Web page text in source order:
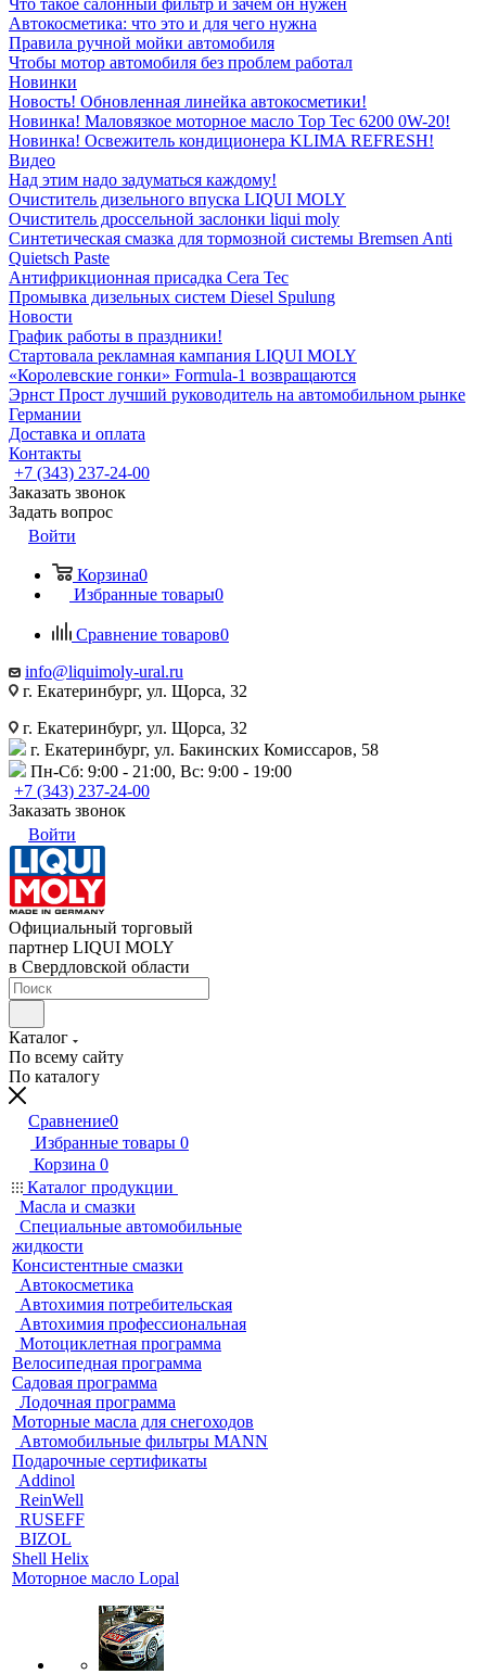
Что такое салонный фильтр и зачем он нужен
Автокосметика: что это и для чего нужна
Правила ручной мойки автомобиля
Чтобы мотор автомобиля без проблем работал
Новинки
Новость! Обновленная линейка автокосметики!
Новинка! Маловязкое моторное масло Top Tec 6200 0W-20!
Новинка! Освежитель кондиционера KLIMA REFRESH!
Видео
Над этим надо задуматься каждому!
Очиститель дизельного впуска LIQUI MOLY
Очиститель дроссельной заслонки liqui moly
Синтетическая смазка для тормозной системы Bremsen Anti
Quietsch Paste
Антифрикционная присадка Cera Tec
Промывка дизельных систем Diesel Spulung
Новости
График работы в праздники!
Стартовала рекламная кампания LIQUI MOLY
«Королевские гонки» Formula-1 возвращаются
Эрнст Прост лучший руководитель на автомобильном рынке
Германии
Доставка и оплата
Контакты
+7 (343) 237-24-00
Заказать звонок
Задать вопрос
Войти
Корзина0
Избранные товары0
Сравнение товаров0
info@liquimoly-ural.ru
г. Екатеринбург, ул. Щорса, 32
г. Екатеринбург, ул. Щорса, 32
г. Екатеринбург, ул. Бакинских Комиссаров, 58
Пн-Сб: 9:00 - 21:00, Вс: 9:00 - 19:00
+7 (343) 237-24-00
Заказать звонок
Войти
Официальный торговый
партнер LIQUI MOLY
в Свердловской области
Каталог
По всему сайту
По каталогу
Сравнение0
Избранные товары 0
Корзина 0
Каталог продукции
Масла и смазки
Специальные автомобильные
жидкости
Консистентные смазки
Автокосметика
Автохимия потребительская
Автохимия профессиональная
Мотоциклетная программа
Велосипедная программа
Садовая программа
Лодочная программа
Моторные масла для снегоходов
Автомобильные фильтры MANN
Подарочные сертификаты
Addinol
ReinWell
RUSEFF
BIZOL
Shell Helix
Моторное масло Lopal